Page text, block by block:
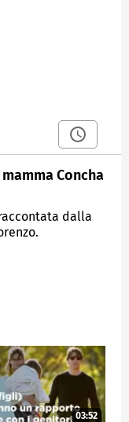
Concha
dalla
03:52